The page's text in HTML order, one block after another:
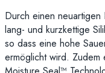
Durch einen
lang- und kurzkettige
so dass eine hohe
ermöglicht wird.